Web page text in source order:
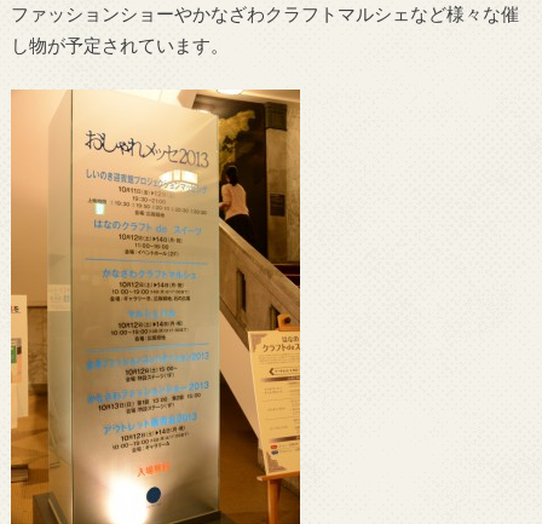
ファッションショーやかなざわクラフトマルシェなど様々な催
し物が予定されています。